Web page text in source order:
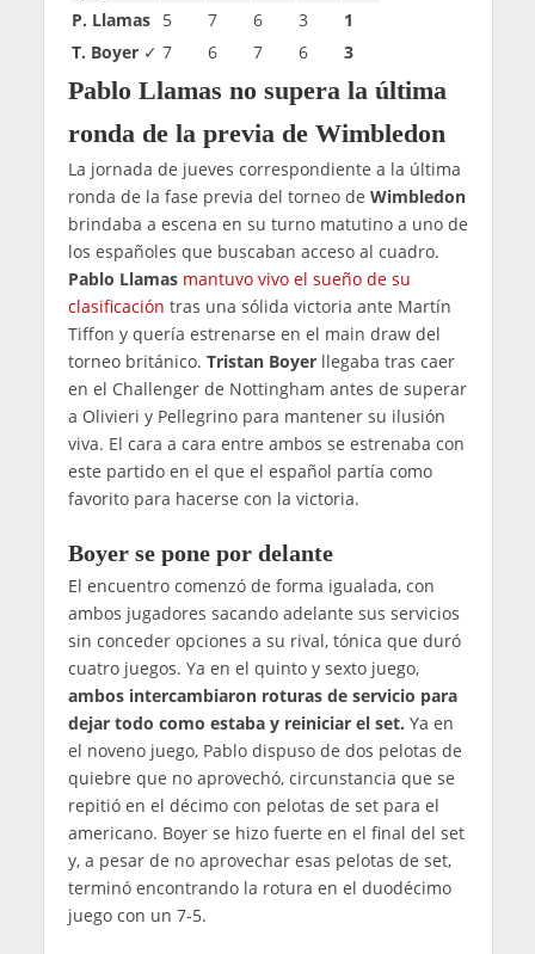
P. Llamas
5 7 6 3
1
T. Boyer✓ 7 6 7 6 3
Pablo Llamas no supera la última
ronda de la previa de Wimbledon
La jornada de jueves correspondiente a la última
ronda de la fase previa del torneo de Wimbledon
brindaba a escena en su turno matutino a uno de
los españoles que buscaban acceso al cuadro.
Pablo Llamas mantuvo vivo el sueño de su
clasificación tras una sólida victoria ante Martín
Tiffon y quería estrenarse en el main draw del
torneo británico. Tristan Boyerllegaba tras caer
en el Challenger de Nottingham antes de superar
a Olivieri y Pellegrino para mantener su ilusión
viva. El cara a cara entre ambos se estrenaba con
este partido en el que el español partía como
favorito para hacerse con la victoria.
Boyer se pone por delante
El encuentro comenzó de forma igualada, con
ambos jugadores sacando adelante sus servicios
sin conceder opciones a su rival, tónica que duró
cuatro juegos. Ya en el quinto y sexto juego,
ambos intercambiaron roturas de servicio para
dejar todo como estaba y reiniciar el set. Ya en
el noveno juego, Pablo dispuso de dos pelotas de
quiebre que no aprovechó, circunstancia que se
repitió en el décimo con pelotas de set para el
americano. Boyer se hizo fuerte en el final del set
y, a pesar de no aprovechar esas pelotas de set,
terminó encontrando la rotura en el duodécimo
juego con un 7-5.